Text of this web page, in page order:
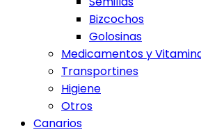
Bizcochos
Golosinas
Medicamentos y
Transportines
Higiene
Otros
Canarios